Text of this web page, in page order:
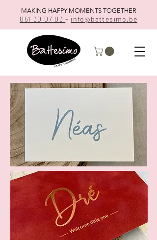
MAKING HAPPY MOMENTS TOGETHER
051 30 07 03- info@battesimo.be